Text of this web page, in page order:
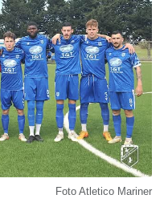
Foto Atletico Mariner